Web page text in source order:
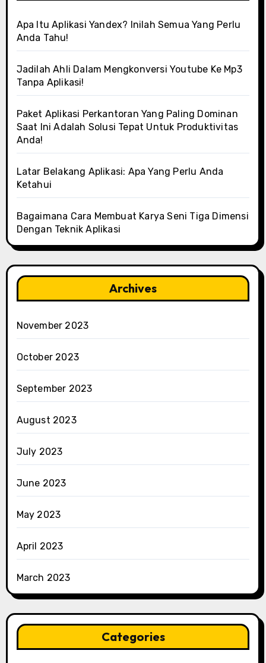
Apa Itu Aplikasi Yandex? Inilah Semua Yang Perlu
Anda Tahu!
Jadilah Ahli Dalam Mengkonversi Youtube Ke Mp3
Tanpa Aplikasi!
Paket Aplikasi Perkantoran Yang Paling Dominan
Saat Ini Adalah Solusi Tepat Untuk Produktivitas
Anda!
Latar Belakang Aplikasi: Apa Yang Perlu Anda
Ketahui
Bagaimana Cara Membuat Karya Seni Tiga Dimensi
Dengan Teknik Aplikasi
Archives
November 2023
October 2023
September 2023
August 2023
July 2023
June 2023
May 2023
April 2023
March 2023
Categories